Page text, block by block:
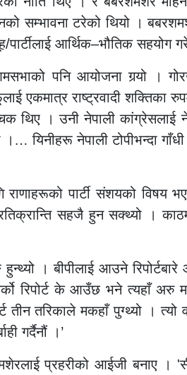
सम्भावना टरेको थियो ।
आर्थिक–भौतिक सहयोग
पनि आयोजना गर्‍यो ।
एकमात्र राष्ट्रवादी शक्तिका
थिए । उनी नेपाली कांग्रेसलाई
नेपाली टोपीभन्दा गाँधी
राणाहरूको पार्टी संशयको विषय
सहजै हुन सक्थ्यो ।
। बीपीलाई आउने
रिपोर्ट के आउँछ भने त्यहाँ अरु
तरिकाले मकहाँ पुग्थ्यो । त्यो
गर्दैनौं ।’
प्रहरीको आईजी बनाए